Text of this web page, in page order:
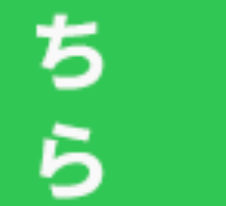
つるまき動物病院
〒154-0016 東京都世田谷区弦